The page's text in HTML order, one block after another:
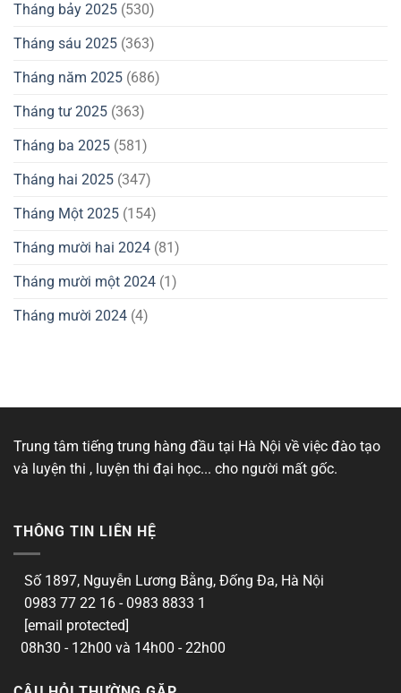
Tháng bảy 2025 (530)
Tháng sáu 2025 (363)
Tháng năm 2025 (686)
Tháng tư 2025 (363)
Tháng ba 2025 (581)
Tháng hai 2025 (347)
Tháng Một 2025 (154)
Tháng mười hai 2024 (81)
Tháng mười một 2024 (1)
Tháng mười 2024 (4)
Trung tâm tiếng trung hàng đầu tại Hà Nội về việc đào tạo
và luyện thi , luyện thi đại học... cho người mất gốc.
THÔNG TIN LIÊN HỆ
Số 1897, Nguyễn Lương Bằng, Đống Đa, Hà Nội
0983 77 22 16 - 0983 8833 1
[email protected]
08h30 - 12h00 và 14h00 - 22h00